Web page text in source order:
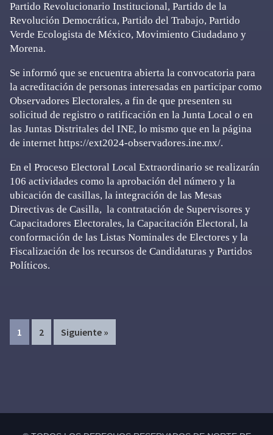
Partido Revolucionario Institucional, Partido de la
Revolución Democrática, Partido del Trabajo, Partido
Verde Ecologista de México, Movimiento Ciudadano y
Morena.
Se informó que se encuentra abierta la convocatoria para
la acreditación de personas interesadas en participar como
Observadores Electorales, a fin de que presenten su
solicitud de registro o ratificación en la Junta Local o en
las Juntas Distritales del INE, lo mismo que en la página
de internet https://ext2024-observadores.ine.mx/.
En el Proceso Electoral Local Extraordinario se realizarán
106 actividades como la aprobación del número y la
ubicación de casillas, la integración de las Mesas
Directivas de Casilla, la contratación de Supervisores y
Capacitadores Electorales, la Capacitación Electoral, la
conformación de las Listas Nominales de Electores y la
Fiscalización de los recursos de Candidaturas y Partidos
Políticos.
Page
1 Page
2 Siguiente »